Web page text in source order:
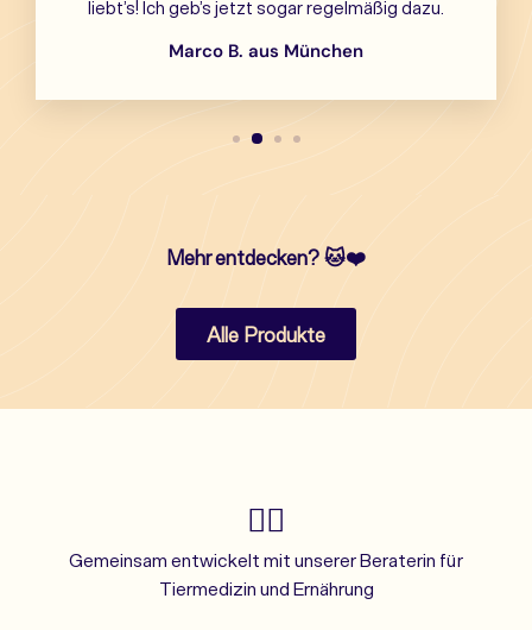
liebt’s! Ich geb’s jetzt sogar regelmäßig dazu.
Marco B. aus München
Mehr entdecken? 🐱❤️
Alle Produkte
👩‍⚕️
Gemeinsam entwickelt mit unserer Beraterin für
Tiermedizin und Ernährung